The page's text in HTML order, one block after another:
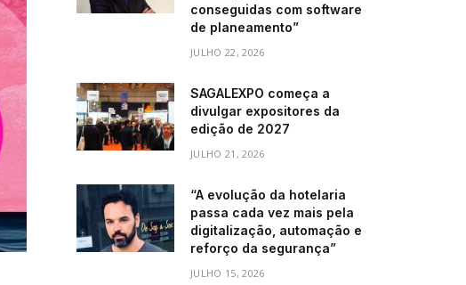
conseguidas com software
de planeamento”
JULHO 22, 2026
SAGALEXPO começa a
divulgar expositores da
edição de 2027
JULHO 21, 2026
“A evolução da hotelaria
passa cada vez mais pela
digitalização, automação e
reforço da segurança”
JULHO 15, 2026